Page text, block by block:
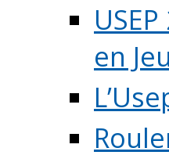
en Jeu